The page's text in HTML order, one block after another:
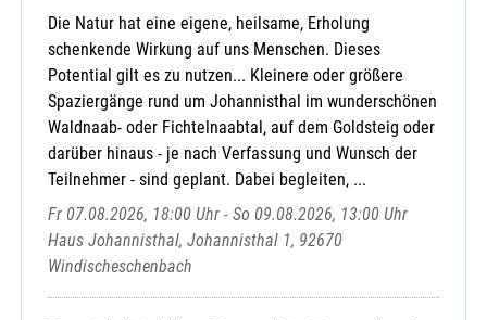
Die Natur hat eine eigene, heilsame, Erholung
schenkende Wirkung auf uns Menschen. Dieses
Potential gilt es zu nutzen... Kleinere oder größere
Spaziergänge rund um Johannisthal im wunderschönen
Waldnaab- oder Fichtelnaabtal, auf dem Goldsteig oder
darüber hinaus - je nach Verfassung und Wunsch der
Teilnehmer - sind geplant. Dabei begleiten, ...
Fr 07.08.2026, 18:00 Uhr - So 09.08.2026, 13:00 Uhr
Haus Johannisthal, Johannisthal 1, 92670
Windischeschenbach